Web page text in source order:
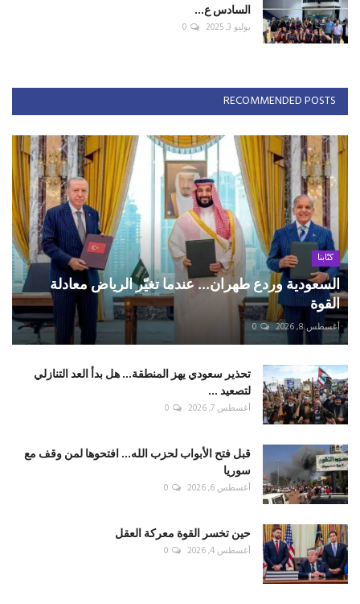
السادس ع...
يوليو 3, 2025 0
RECOMMENDED POSTS
كتّابنا
السعودية وردع طهران... عندما تغيّر الرياض معادلة
القوة
أغسطس 8, 2026 0
تحذير سعودي يهز المنطقة... هل بدأ العد التنازلي
لتصعيد ...
أغسطس 7, 2026 0
قبل فتح الأبواب لحزب الله... افتحوها لمن وقف مع
سوريا
أغسطس 6, 2026 0
حين تخسر القوة معركة العقل
أغسطس 4, 2026 0